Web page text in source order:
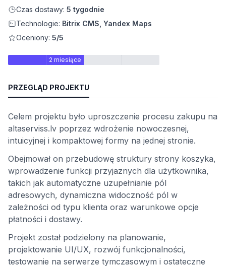
Czas dostawy: 5 tygodnie
Technologie: Bitrix CMS, Yandex Maps
Oceniony: 5/5
2 miesiące
PRZEGLĄD PROJEKTU
Celem projektu było uproszczenie procesu zakupu na
altaserviss.lv poprzez wdrożenie nowoczesnej,
intuicyjnej i kompaktowej formy na jednej stronie.
Obejmował on przebudowę struktury strony koszyka,
wprowadzenie funkcji przyjaznych dla użytkownika,
takich jak automatyczne uzupełnianie pól
adresowych, dynamiczna widoczność pól w
zależności od typu klienta oraz warunkowe opcje
płatności i dostawy.
Projekt został podzielony na planowanie,
projektowanie UI/UX, rozwój funkcjonalności,
testowanie na serwerze tymczasowym i ostateczne